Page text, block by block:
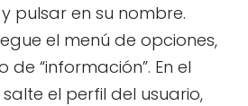
pulsar en su nombre.
el menú de opciones,
“información”. En el
el perfil del usuario,